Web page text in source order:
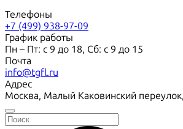
Телефоны
+7 (499) 938-97-09
График работы
Пн – Пт: с 9 до 18, Сб: с 9 до 15
Почта
info@tgfl.ru
Адрес
Москва, Малый Каковинский